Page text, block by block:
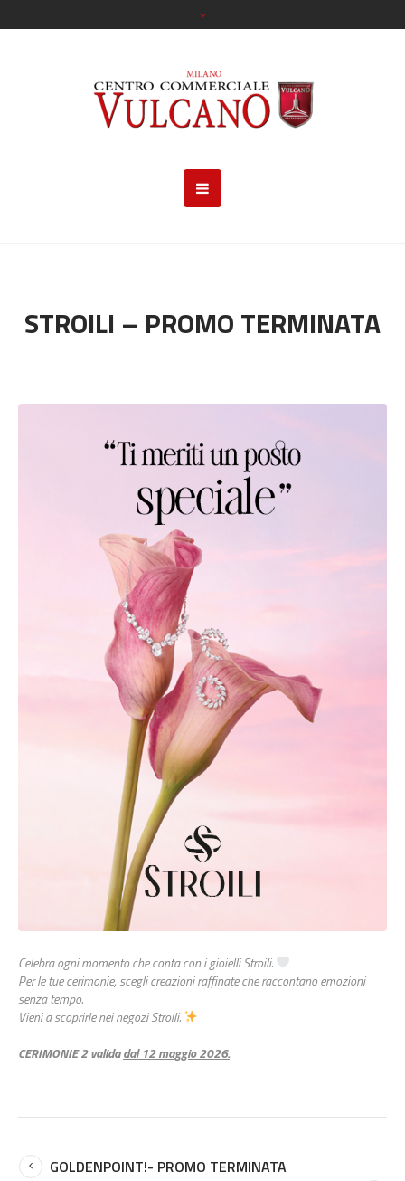
STROILI – PROMO TERMINATA
Celebra ogni momento che conta con i gioielli Stroili.
Per le tue cerimonie, scegli creazioni raffinate che raccontano emozioni
senza tempo.
Vieni a scoprirle nei negozi Stroili.
CERIMONIE 2 validadal 12 maggio 2026.
GOLDENPOINT!- PROMO TERMINATA